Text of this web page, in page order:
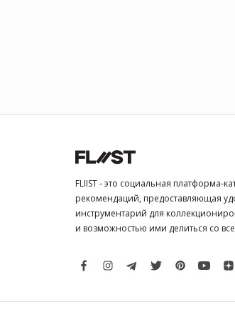
FLIIST - это социальная платформа-
рекомендаций, предоставляющая
инструментарий для
и возможностью ими делиться со